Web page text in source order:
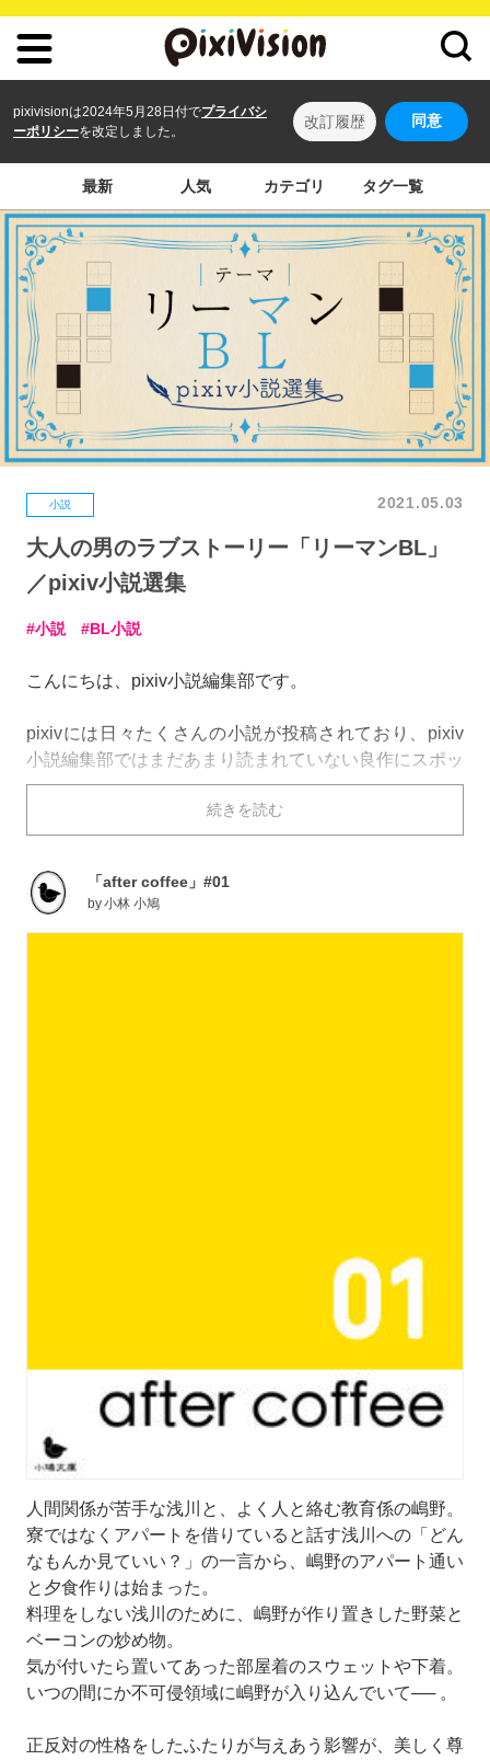
pixivisionは2024年5月28日付でプライバシ
ーポリシーを改定しました。
改訂履歴 同意
最新 人気 カテゴリ タグ一覧
小説 2021.05.03
大人の男のラブストーリー「リーマンBL」
／pixiv小説選集
小説 BL小説
こんにちは、pixiv小説編集部です。
pixivには日々たくさんの小説が投稿されており、pixiv
小説編集部ではまだあまり読まれていない良作にスポッ
トライトを当てる活動を行っています。
数あるジャンル・テーマの中で、今回紹介したいの
忙しい日常にもまれながら育まれる感情に、切ないすれ
違いに、きゅんきゅんが止まらない良作を5作集めまし
続きを読む
「after coffee」#01
by小林 小鳩
人間関係が苦手な浅川と、よく人と絡む教育係の嶋野。
寮ではなくアパートを借りていると話す浅川への「どん
なもんか見ていい？」の一言から、嶋野のアパート通い
と夕食作りは始まった。
料理をしない浅川のために、嶋野が作り置きした野菜と
ベーコンの炒め物。
気が付いたら置いてあった部屋着のスウェットや下着。
いつの間にか不可侵領域に嶋野が入り込んでいて── 。
正反対の性格をしたふたりが与えあう影響が、美しく尊